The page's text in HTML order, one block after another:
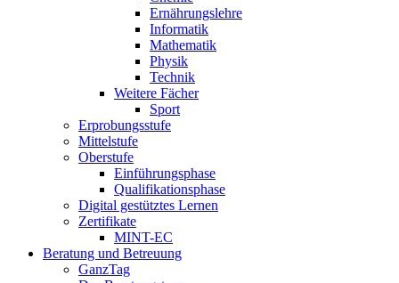
Ernährungslehre
Informatik
Mathematik
Physik
Technik
Weitere Fächer
Sport
Erprobungsstufe
Mittelstufe
Oberstufe
Einführungsphase
Qualifikationsphase
Digital gestütztes Lernen
Zertifikate
MINT-EC
Beratung und Betreuung
GanzTag